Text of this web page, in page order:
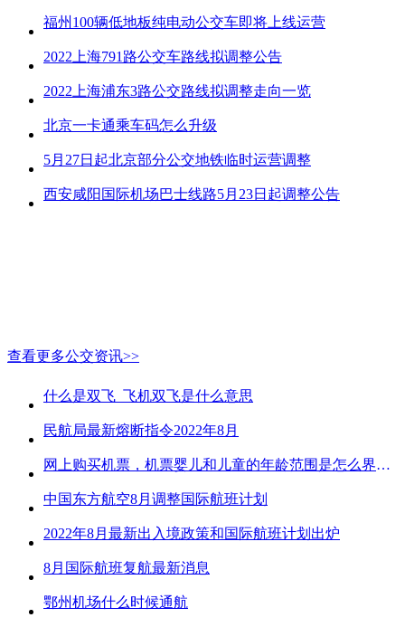
福州100辆低地板纯电动公交车即将上线运营
2022上海791路公交车路线拟调整公告
2022上海浦东3路公交路线拟调整走向一览
北京一卡通乘车码怎么升级
5月27日起北京部分公交地铁临时运营调整
西安咸阳国际机场巴士线路5月23日起调整公告
查看更多公交资讯>>
什么是双飞_飞机双飞是什么意思
民航局最新熔断指令2022年8月
网上购买机票，机票婴儿和儿童的年龄范围是怎么界定的？
中国东方航空8月调整国际航班计划
2022年8月最新出入境政策和国际航班计划出炉
8月国际航班复航最新消息
鄂州机场什么时候通航